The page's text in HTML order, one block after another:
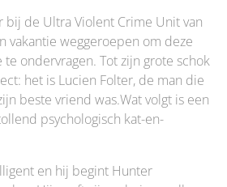
de Ultra Violent Crime Unit van
vakantie weggeroepen om deze
ondervragen. Tot zijn grote schok
het is Lucien Folter, de man die
beste vriend was.Wat volgt is een
psychologisch kat-en-
en hij begint Hunter